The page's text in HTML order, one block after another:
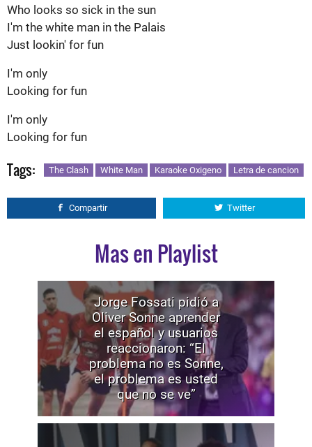
Who looks so sick in the sun
I'm the white man in the Palais
Just lookin' for fun
I'm only
Looking for fun
I'm only
Looking for fun
Tags: The Clash White Man Karaoke Oxigeno Letra de cancion
Compartir Twitter
Mas en Playlist
Jorge Fossati pidió a
Oliver Sonne aprender
el español y usuarios
reaccionaron: “El
problema no es Sonne,
el problema es usted
que no se ve”